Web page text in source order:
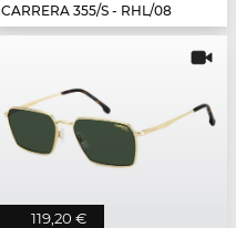
CARRERA 355/S - RHL/08
119,20 €